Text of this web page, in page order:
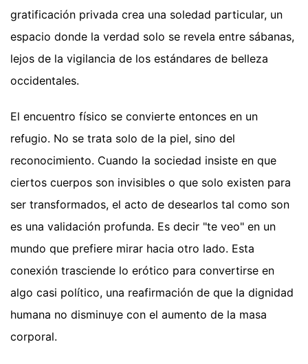
gratificación privada crea una soledad particular, un
espacio donde la verdad solo se revela entre sábanas,
lejos de la vigilancia de los estándares de belleza
occidentales.
El encuentro físico se convierte entonces en un
refugio. No se trata solo de la piel, sino del
reconocimiento. Cuando la sociedad insiste en que
ciertos cuerpos son invisibles o que solo existen para
ser transformados, el acto de desearlos tal como son
es una validación profunda. Es decir "te veo" en un
mundo que prefiere mirar hacia otro lado. Esta
conexión trasciende lo erótico para convertirse en
algo casi político, una reafirmación de que la dignidad
humana no disminuye con el aumento de la masa
corporal.